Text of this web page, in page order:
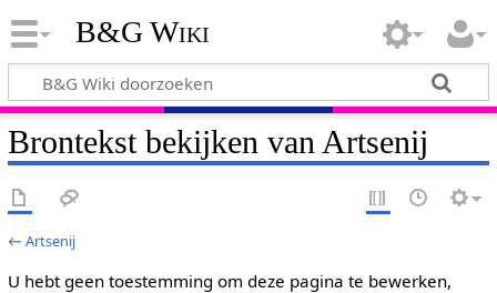
B&G Wiki
Brontekst bekijken van Artsenij
←Artsenij
U hebt geen toestemming om deze pagina te bewerken,